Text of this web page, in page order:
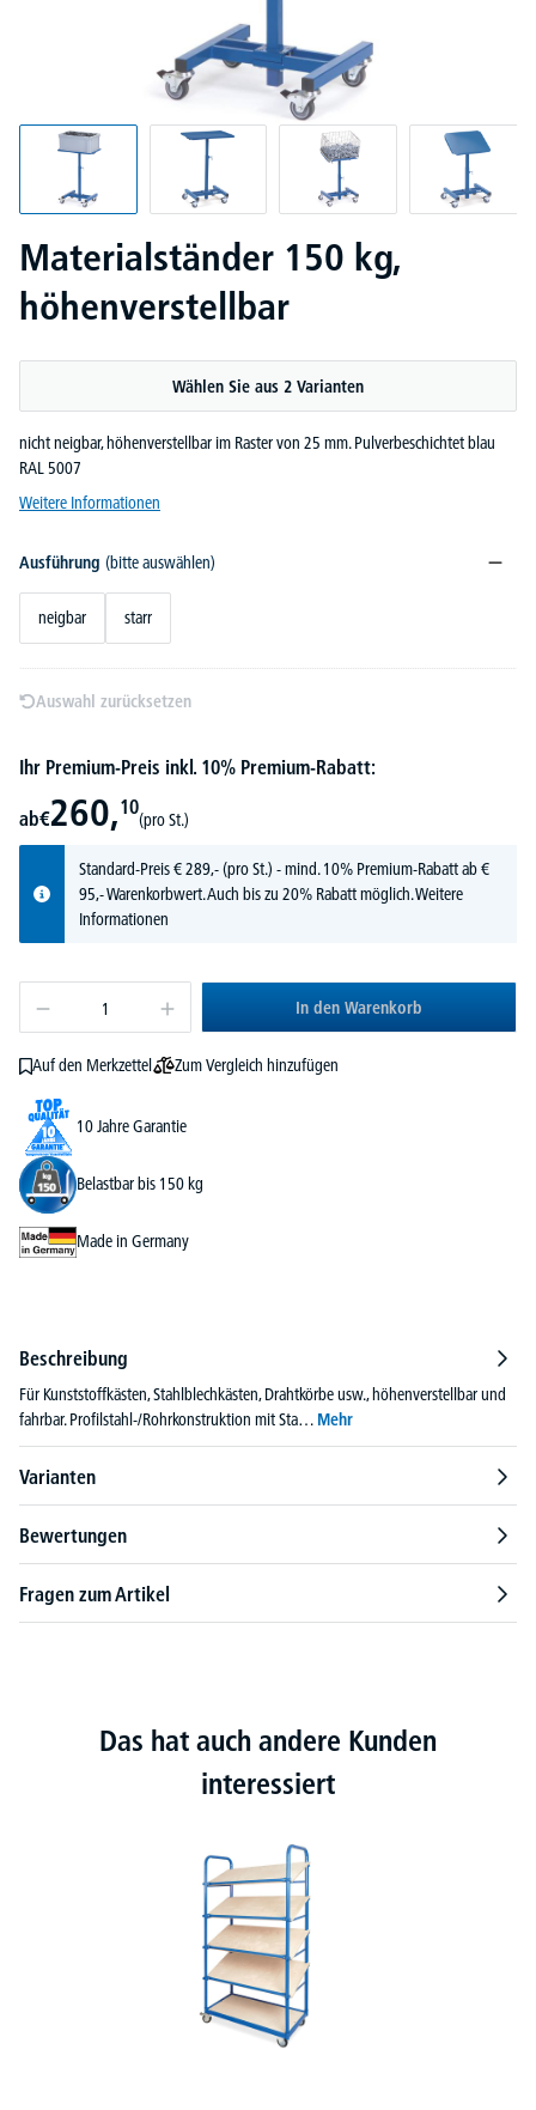
Materialständer 150 kg,
höhenverstellbar
Wählen Sie aus 2 Varianten
nicht neigbar, höhenverstellbar im Raster von 25 mm. Pulverbeschichtet blau
RAL 5007
Weitere Informationen
Ausführung (bitte auswählen)
neigbar starr
Auswahl zurücksetzen
Ihr Premium-Preis inkl. 10% Premium-Rabatt:
ab€260,10
(pro St.)
Standard-Preis€289,-(pro St.) - mind. 10% Premium-Rabatt ab €
95,- Warenkorbwert. Auch bis zu 20% Rabatt möglich.Weitere
Informationen
In den Warenkorb
Auf den Merkzettel Zum Vergleich hinzufügen
10 Jahre Garantie
Belastbar bis 150 kg
Made in Germany
Beschreibung
Für Kunststoffkästen, Stahlblechkästen, Drahtkörbe usw., höhenverstellbar und
fahrbar. Profilstahl-/Rohrkonstruktion mit Sta… Mehr
Varianten
Bewertungen
Fragen zum Artikel
Das hat auch andere Kunden
interessiert